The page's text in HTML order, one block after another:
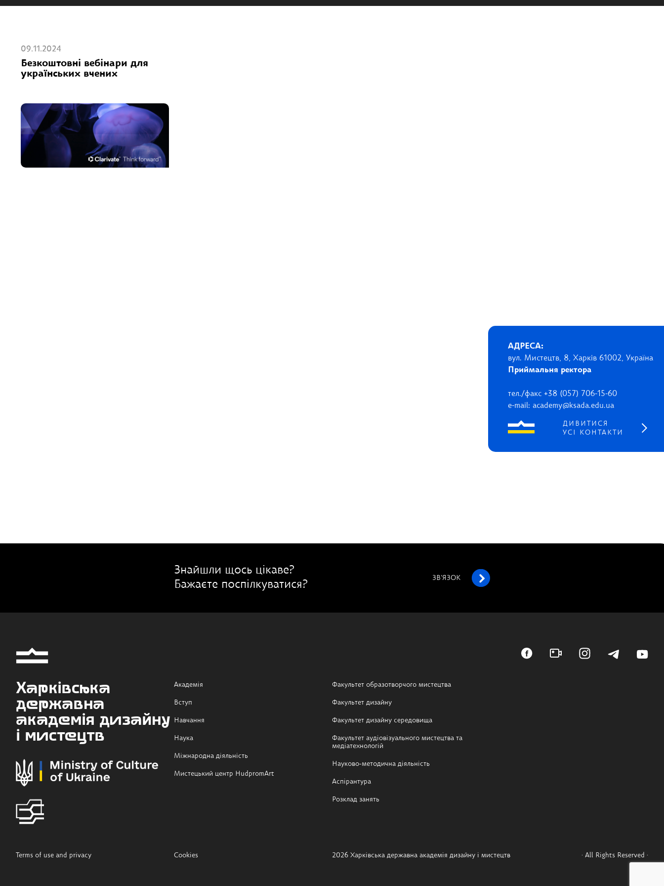
09.11.2024
Безкоштовні вебінари для
українських вчених
АДРЕСА:
вул. Мистецтв, 8, Харків 61002, Україна
Приймальня ректора
тел./факс +38 (057) 706-15-60
e-mail: academy@ksada.edu.ua
ДИВИТИСЯ
УСІ КОНТАКТИ
Знайшли щось цікаве?
Бажаєте поспілкуватися?
ЗВ’ЯЗОК
Харківська
державна
академія дизайну
і мистецтв
Академія
Вступ
Навчання
Наука
Міжнародна діяльність
Мистецький центр HudpromArt
Факультет образотворчого мистецтва
Факультет дизайну
Факультет дизайну середовища
Факультет аудіовізуального мистецтва та
медіатехнологій
Науково-методична діяльність
Аспірантура
Розклад занять
Terms of use and privacy Cookies 2026 Харківська державна академія дизайну і мистецтв · All Rights Reserved ·